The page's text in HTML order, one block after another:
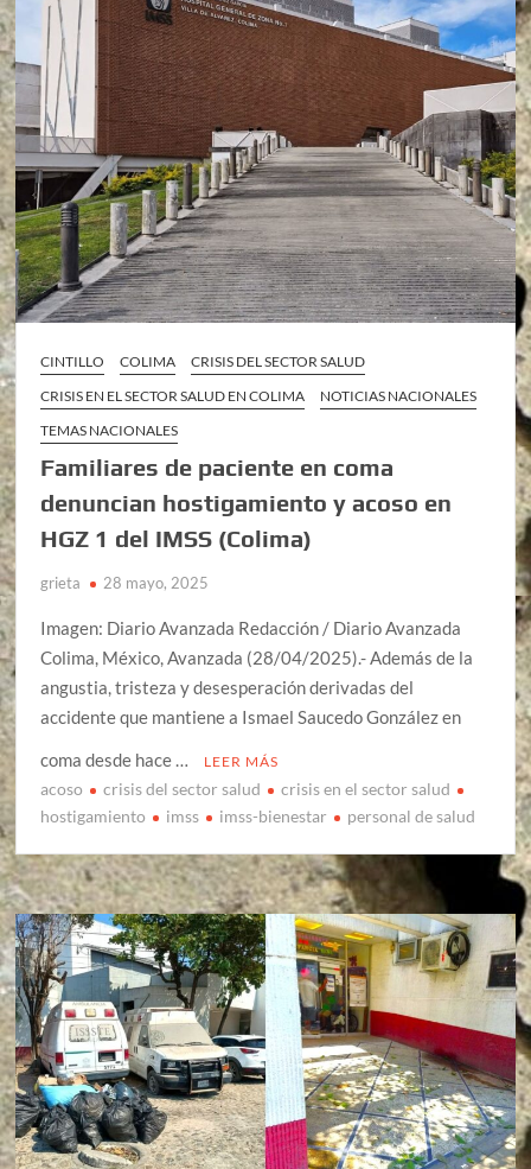
CINTILLO COLIMA
CRISIS DEL SECTOR SALUD
CRISIS EN EL SECTOR SALUD EN COLIMA
NOTICIAS NACIONALES
TEMAS NACIONALES
Familiares de paciente en coma
denuncian hostigamiento y acoso en
HGZ 1 del IMSS (Colima)
grieta 28 mayo, 2025
Imagen: Diario Avanzada Redacción / Diario Avanzada
Colima, México, Avanzada (28/04/2025).- Además de la
angustia, tristeza y desesperación derivadas del
accidente que mantiene a Ismael Saucedo González en
coma desde hace …
LEER MÁS
acoso crisis del sector salud
crisis en el sector salud
hostigamiento
imss imss-bienestar personal de salud